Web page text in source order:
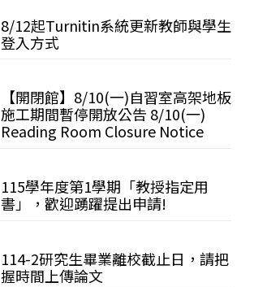
8/12起Turnitin系統更新教師與學生
登入方式
【開閉館】8/10(一)自習室高架地板
施工期間暫停開放公告 8/10(一)
Reading Room Closure Notice
115學年度第1學期「教授指定用
書」，歡迎踴躍提出申請!
114-2研究生畢業離校截止日，請把
握時間上傳論文